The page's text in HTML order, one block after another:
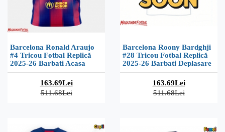
Barcelona Ronald Araujo
#4 Tricou Fotbal Replică
2025-26 Barbati Acasa
163.69Lei
511.68Lei
Barcelona Roony Bardghji
#28 Tricou Fotbal Replică
2025-26 Barbati Deplasare
163.69Lei
511.68Lei